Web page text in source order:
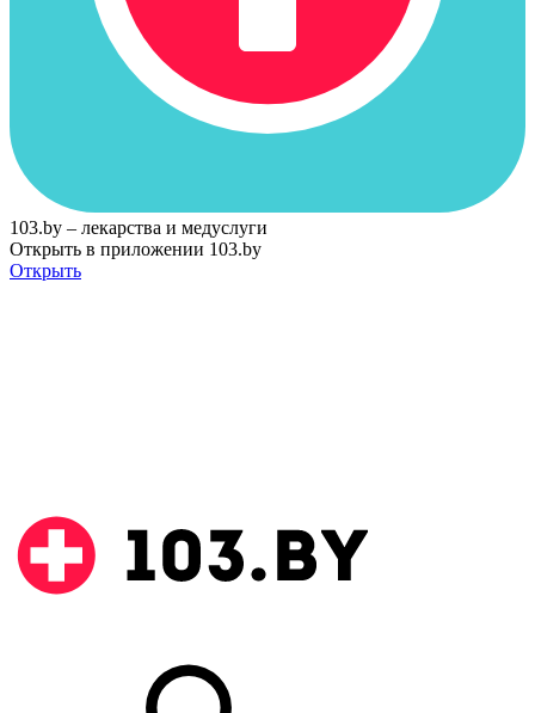
103.by – лекарства и медуслуги
Открыть в приложении 103.by
Открыть